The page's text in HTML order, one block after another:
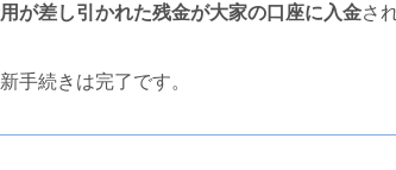
が差し引かれた残金が大家の口座に入金さ
手続きは完了です。